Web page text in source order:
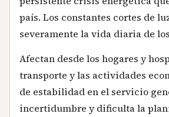
país. Los constantes cortes de
severamente la vida diaria de
Afectan desde los hogares y
transporte y las actividades
de estabilidad en el servicio
incertidumbre y dificulta la